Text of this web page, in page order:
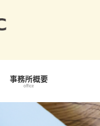
事務所概要
office